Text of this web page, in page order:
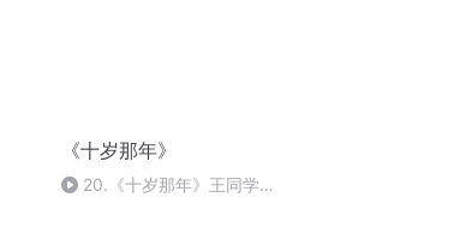
《十岁那年》
20.《十岁那年》王同学